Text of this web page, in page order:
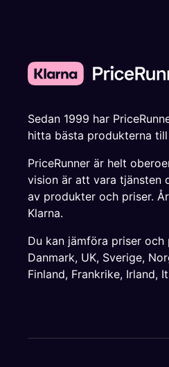
Sedan 1999 har
hitta bästa produkterna
PriceRunner är helt
vision är att vara tjänsten
av produkter och priser.
Klarna.
Du kan jämföra priser
Danmark, UK, Sverige,
Finland, Frankrike, Irland,